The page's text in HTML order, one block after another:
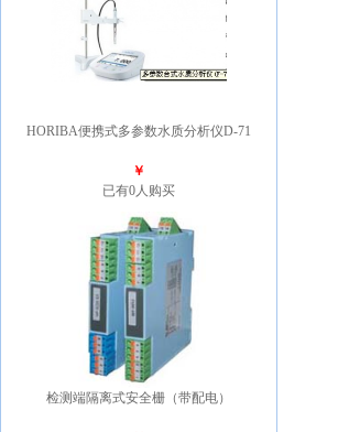
HORIBA便携式多参数水质分析仪D-71
￥
已有0人购买
检测端隔离式安全栅（带配电）